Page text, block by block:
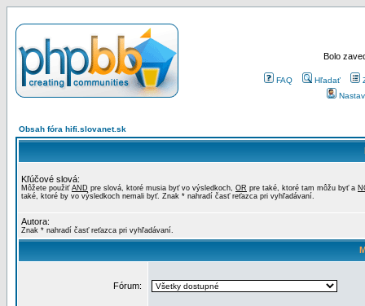
Bolo
FAQ Hľadať
Obsah fóra hifi.slovanet.sk
Kľúčové slová:
Môžete použiť AND pre slová, ktoré musia byť vo výsledkoch, OR pre také, ktoré tam môžu byť a
také, ktoré by vo výsledkoch nemali byť. Znak * nahradí časť reťazca pri vyhľadávaní.
Autora:
Znak * nahradí časť reťazca pri vyhľadávaní.
Fórum: